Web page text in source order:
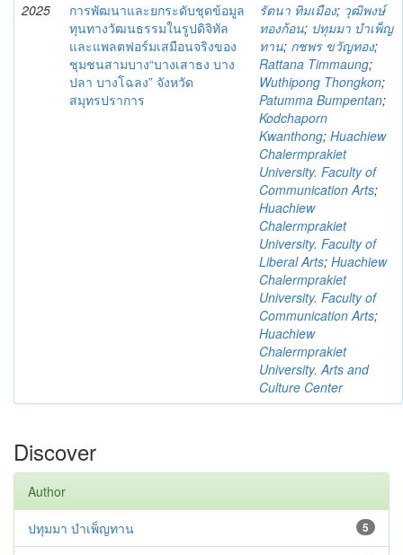
2025
การพัฒนาและยกระดับชุดข้อมูล
ทุนทางวัฒนธรรมในรูปดิจิทัล
และแพลตฟอร์มเสมือนจริงของ
ชุมชนสามบาง“บางเสาธง บาง
ปลา บางโฉลง” จังหวัด
สมุทรปราการ
รัตนา ทิมเมือง; วุฒิพงษ์
ทองก้อน; ปทุมมา บําเพ็ญ
ทาน; กชพร ขวัญทอง;
Rattana Timmaung;
Wuthipong Thongkon;
Patumma Bumpentan;
Kodchaporn
Kwanthong; Huachiew
Chalermprakiet
University. Faculty of
Communication Arts;
Huachiew
Chalermprakiet
University. Faculty of
Liberal Arts; Huachiew
Chalermprakiet
University. Faculty of
Communication Arts;
Huachiew
Chalermprakiet
University. Arts and
Culture Center
Discover
Author
5
ปทุมมา บำเพ็ญทาน